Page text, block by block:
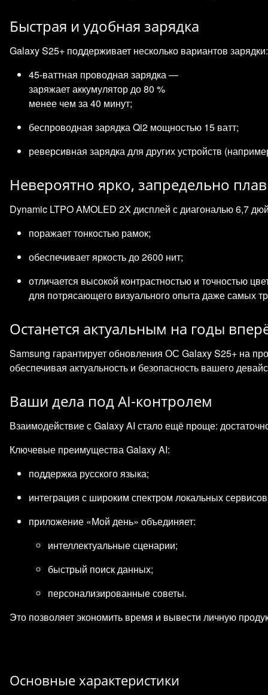
Быстрая и удобная зарядка
Galaxy S25+ поддерживает несколько вариантов зарядки:
45‑ваттная проводная зарядка —
заряжает аккумулятор до 80 %
менее чем за 40 минут;
беспроводная зарядка Qi2 мощностью 15 ватт;
реверсивная зарядка для других устройств
Невероятно ярко, запредельно
Dynamic LTPO AMOLED 2X дисплей с диагональю 6,7
поражает тонкостью рамок;
обеспечивает яркость до 2600 нит;
отличается высокой контрастностью и точностью
для потрясающего визуального опыта даже самых
Останется актуальным на годы
Samsung гарантирует обновления ОС Galaxy S25+ на
обеспечивая актуальность и безопасность вашего
Ваши дела под AI‑контролем
Взаимодействие с Galaxy AI стало ещё проще:
Ключевые преимущества Galaxy AI:
поддержка русского языка;
интеграция с широким спектром локальных
приложение «Мой день» объединяет:
интеллектуальные сценарии;
быстрый поиск данных;
персонализированные советы.
Это позволяет экономить время и вывести личную
Основные характеристики